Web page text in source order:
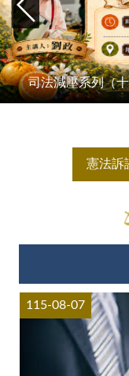
司法減壓系列（
憲法訴
115-08-07